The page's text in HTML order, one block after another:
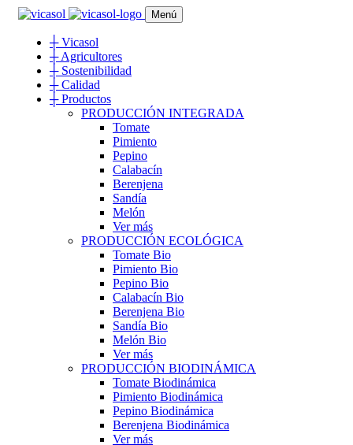
Menú
┼Vicasol
┼Agricultores
┼Sostenibilidad
┼Calidad
┼Productos
PRODUCCIÓN INTEGRADA
Tomate
Pimiento
Pepino
Calabacín
Berenjena
Sandía
Melón
Ver más
PRODUCCIÓN ECOLÓGICA
Tomate Bio
Pimiento Bio
Pepino Bio
Calabacín Bio
Berenjena Bio
Sandía Bio
Melón Bio
Ver más
PRODUCCIÓN BIODINÁMICA
Tomate Biodinámica
Pimiento Biodinámica
Pepino Biodinámica
Berenjena Biodinámica
Ver más